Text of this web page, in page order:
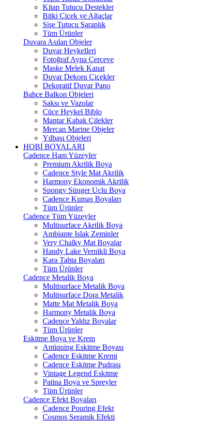
Kitap Tutucu Destekler
Bitki Çiçek ve Ağaçlar
Şişe Tutucu Şaraplık
Tüm Ürünler
Duvara Asılan Objeler
Duvar Heykelleri
Fotoğraf Ayna Çerçeve
Maske Melek Kanat
Duvar Dekoru Çiçekler
Dekoratif Duvar Pano
Bahçe Balkon Objeleri
Saksı ve Vazolar
Cüce Heykel Biblo
Mantar Kabak Çilekler
Mercan Marine Objeler
Yılbaşı Objeleri
HOBİ BOYALARI
Cadence Ham Yüzeyler
Premium Akrilik Boya
Cadence Style Mat Akrilik
Harmony Ekonomik Akrilik
Spongy Sünger Uçlu Boya
Cadence Kumaş Boyaları
Tüm Ürünler
Cadence Tüm Yüzeyler
Multisurface Akrilik Boya
Ambiante Islak Zeminler
Very Chalky Mat Boyalar
Handy Lake Vernikli Boya
Kara Tahta Boyaları
Tüm Ürünler
Cadence Metalik Boya
Multisurface Metalik Boya
Multisurface Dora Metalik
Matte Mat Metalik Boya
Harmony Metalik Boya
Cadence Yaldız Boyalar
Tüm Ürünler
Eskitme Boya ve Krem
Antiquing Eskitme Boyası
Cadence Eskitme Kremi
Cadence Eskitme Pudrası
Vintage Legend Eskitme
Patina Boya ve Spreyler
Tüm Ürünler
Cadence Efekt Boyaları
Cadence Pouring Efekt
Cosmos Seramik Efekti